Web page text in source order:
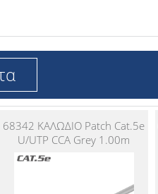
68342 ΚΑΛΩΔΙΟ Patch Cat.5e
U/UTP CCA Grey 1.00m